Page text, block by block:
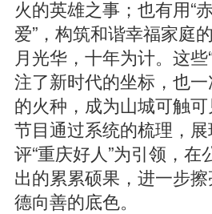
火的英雄之事；也有用“
爱”，构筑和谐幸福家
月光华，十年为计。这
注了新时代的坐标，也
的火种，成为山城可触可
节目通过系统的梳理，
评“重庆好人”为引领，
出的累累硕果，进一步
德向善的底色。